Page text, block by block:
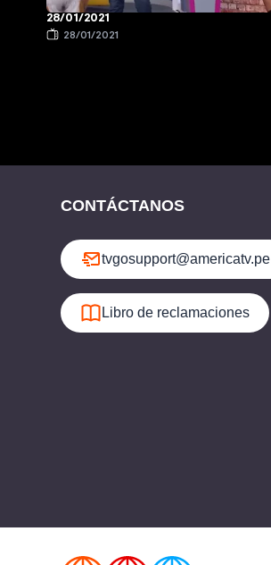
28/01/2021
28/01/2021
CONTÁCTANOS
tvgosupport@americatv.pe
Libro de reclamaciones